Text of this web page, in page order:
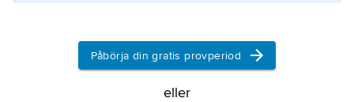
Påbörja din gratis provperiod
eller